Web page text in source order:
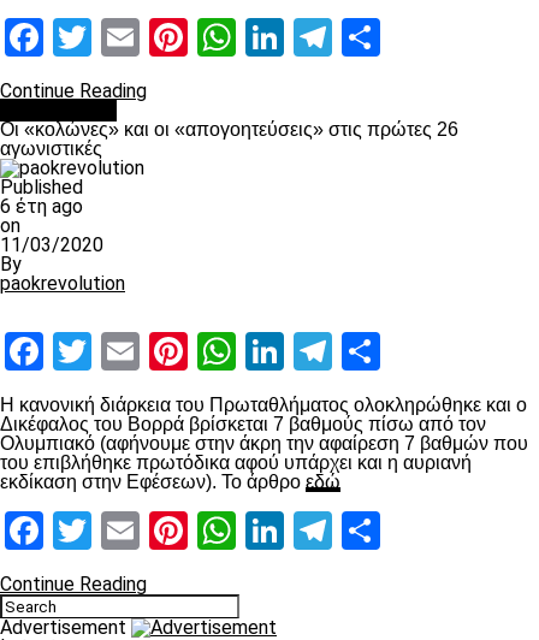
Facebook
Twitter
EmailPinterest
WhatsApp
LinkedIn
Telegram
Continue Reading
Οι «κολώνες» και οι «απογοητεύσεις» στις πρώτες 26
αγωνιστικές
Published
6 έτη ago
on
11/03/2020
By
paokrevolution
Facebook
Twitter
EmailPinterest
WhatsApp
LinkedIn
Telegram
Η κανονική διάρκεια του Πρωταθλήματος ολοκληρώθηκε και ο
Δικέφαλος του Βορρά βρίσκεται 7 βαθμούς πίσω από τον
Ολυμπιακό (αφήνουμε στην άκρη την αφαίρεση 7 βαθμών που
του επιβλήθηκε πρωτόδικα αφού υπάρχει και η αυριανή
εκδίκαση στην Εφέσεων). Το άρθρο εδώ
Facebook
Twitter
EmailPinterest
WhatsApp
LinkedIn
Telegram
Continue Reading
Advertisement